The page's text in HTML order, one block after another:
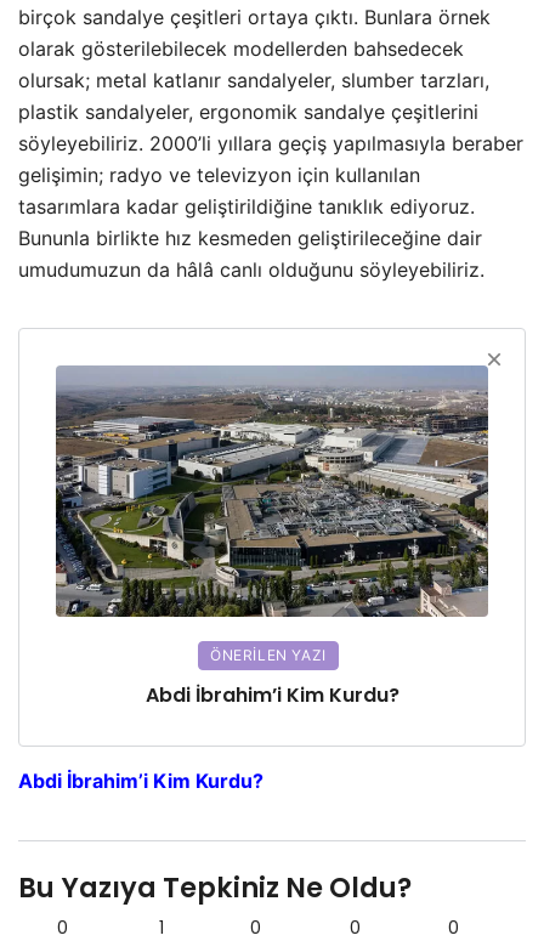
birçok sandalye çeşitleri ortaya çıktı. Bunlara örnek
olarak gösterilebilecek modellerden bahsedecek
olursak; metal katlanır sandalyeler, slumber tarzları,
plastik sandalyeler, ergonomik sandalye çeşitlerini
söyleyebiliriz. 2000’li yıllara geçiş yapılmasıyla beraber
gelişimin; radyo ve televizyon için kullanılan
tasarımlara kadar geliştirildiğine tanıklık ediyoruz.
Bununla birlikte hız kesmeden geliştirileceğine dair
umudumuzun da hâlâ canlı olduğunu söyleyebiliriz.
ÖNERILEN YAZI
Abdi İbrahim’i Kim Kurdu?
Abdi İbrahim’i Kim Kurdu?
Bu Yazıya Tepkiniz Ne Oldu?
0 1 0 0 0